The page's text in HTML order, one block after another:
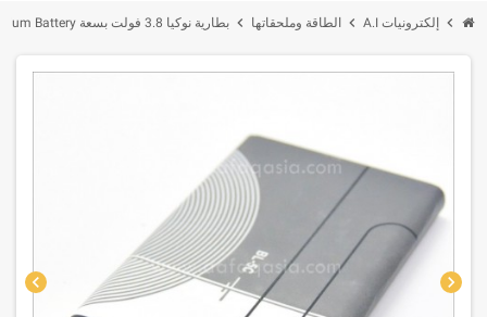
chevron_right إلكترونيات A.I chevron_right الطاقة وملحقاتها chevron_right بطارية نوكيا 3.8 فولت بسعة 1020mAh Lithium Battery
chevron_left chevron_right